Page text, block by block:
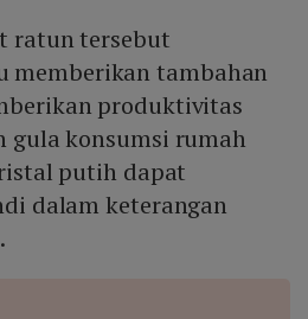
ratun tersebut
memberikan tambahan
produktivitas
gula konsumsi rumah
putih dapat
dalam keterangan